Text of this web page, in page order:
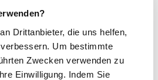
Drittanbieter, die uns helfen,
Um bestimmte
Zwecken verwenden zu
Einwilligung. Indem Sie
zum Download
digitale Kopien der offiziellen
der Hersteller (Quelle: ifap
und Apotheker GmbH). Dennoch
zu
dieser digitalen Version und
in Ihrer
kommen.